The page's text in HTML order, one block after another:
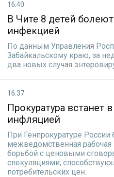
16:40
В Чите 8 детей
инфекцией
По данным Управления
Забайкальскому краю, за
два новых случая
16:37
Прокуратура встанет
инфляцией
При Генпрокуратуре России
межведомственная рабочая
борьбой с ценовыми
спекуляциями,
потребительских цен.